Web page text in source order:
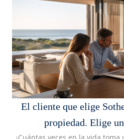
El cliente que elige
propiedad. Elige